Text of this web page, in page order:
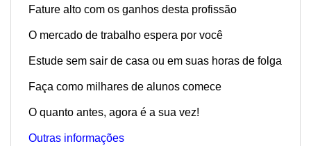
Fature alto com os ganhos desta profissão
O mercado de trabalho espera por você
Estude sem sair de casa ou em suas horas de folga
Faça como milhares de alunos comece
O quanto antes, agora é a sua vez!
Outras informações